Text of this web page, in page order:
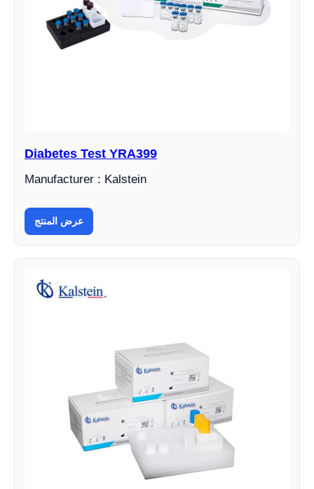
Diabetes Test YRA399
Manufacturer : Kalstein
عرض المنتج